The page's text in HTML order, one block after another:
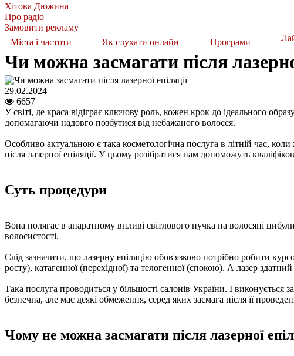
Хітова Дюжина
Про радіо
Замовити рекламу
Міста і частоти
Як слухати онлайн Програми
Чи можна засмагати після
29.02.2024
6657
У світі, де краса відіграє ключову роль, кожен крок до ідеального
допомагаючи надовго позбутися від небажаного волосся.
Особливо актуальною є така косметологічна послуга в літній час,
після лазерної епіляції. У цьому розібратися нам допоможуть
Суть процедури
Вона полягає в апаратному впливі світлового пучка на волосяні
волосистості.
Слід зазначити, що лазерну епіляцію обов'язково потрібно робити
росту), катагенної (перехідної) та телогенної (спокою). А лазер
Така послуга проводиться у більшості салонів України. І
безпечна, але має деякі обмеження, серед яких засмага після її
Чому не можна засмагати після лазерної